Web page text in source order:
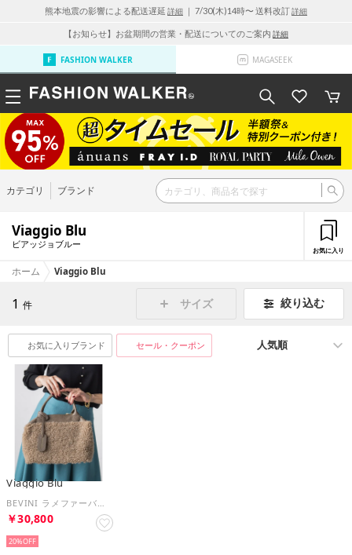
熊本地震の影響による配送遅延 詳細 ｜ 7/30(木)14時〜 送料改訂詳細
【お知らせ】お盆期間の営業・配送についてのご案内 詳細
FASHION WALKER MAGASEEK
カテゴリ ブランド
Viaggio Blu
ビアッジョブルー
お気に入り
ホーム Viaggio Blu
1 件 サイズ 絞り込む
お気に入りブランド セール・クーポン
Viaggio Blu
￥30,800
20%